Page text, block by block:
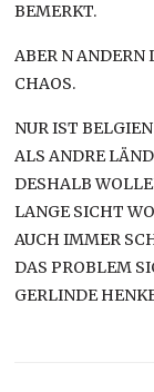
BEMERKT.
ABER N ANDERN
CHAOS.
NUR IST
ALS ANDRE
DESHALB
LANGE SICHT
AUCH IMMER
DAS PROBLEM
GERLINDE